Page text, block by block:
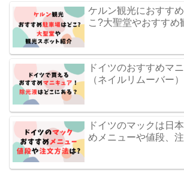
ケルン観光におすす
こ?大聖堂やおすすめ
ドイツのおすすめマ
（ネイルリムーバー
ドイツのマックは日
めメニューや値段、